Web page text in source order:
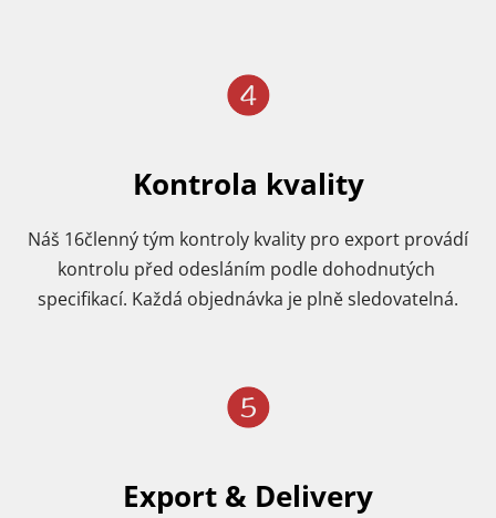
Kontrola kvality
Náš 16členný tým kontroly kvality pro export provádí
kontrolu před odesláním podle dohodnutých
specifikací. Každá objednávka je plně sledovatelná.
Export & Delivery